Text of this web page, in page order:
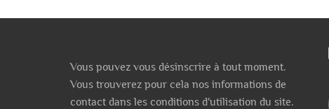
Vous pouvez vous désinscrire à tout moment.
Vous trouverez pour cela nos informations de
contact dans les conditions d'utilisation du site.